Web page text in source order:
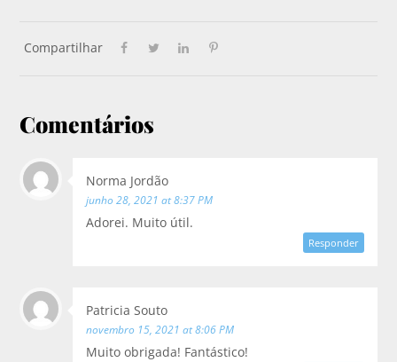
Compartilhar
Comentários
Norma Jordão
junho 28, 2021 at 8:37 PM
Adorei. Muito útil.
Responder
Patricia Souto
novembro 15, 2021 at 8:06 PM
Muito obrigada! Fantástico!